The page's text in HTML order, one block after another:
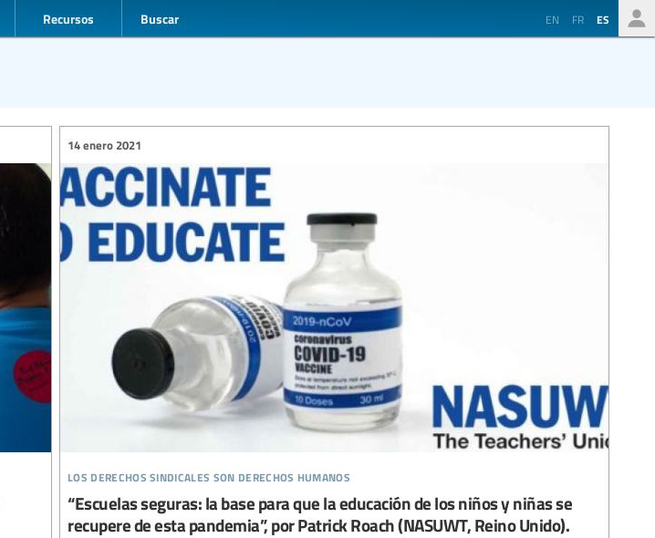
Recursos Buscar EN FR ES
los derechos sindicales son derechos humanos
14 enero 2021
“Escuelas seguras: la base para que la educación de los niños y niñas se
recupere de esta pandemia”, por Patrick Roach (NASUWT, Reino Unido).